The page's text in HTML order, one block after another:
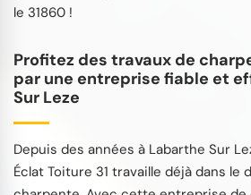
le 31860 !
Profitez des travaux de
par une entreprise fiable et
Sur Leze
Depuis des années à Labarthe Sur
Éclat Toiture 31 travaille déjà dans